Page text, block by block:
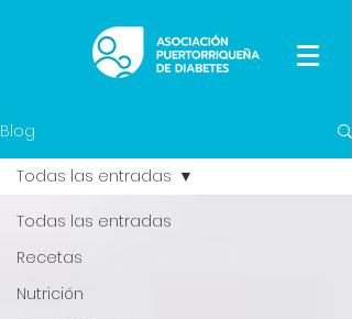
Blog
Todas las entradas
Recetas
Nutrición
Todas las entradas